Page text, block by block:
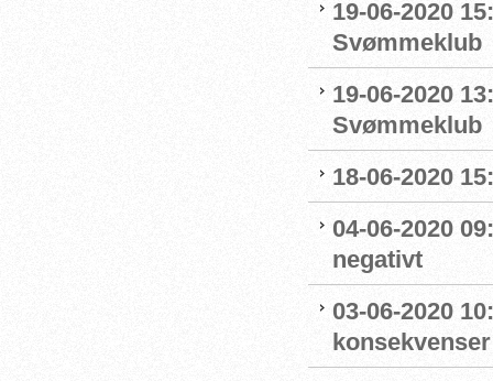
19-06-2020
Svømmeklub
19-06-2020
Svømmeklub
18-06-2020
04-06-2020
negativt
03-06-2020